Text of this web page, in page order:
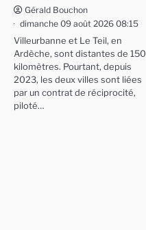
Gérald Bouchon
dimanche 09 août 2026 08:15
Villeurbanne et Le Teil, en
Ardèche, sont distantes de 150
kilomètres. Pourtant, depuis
2023, les deux villes sont liées
par un contrat de réciprocité,
piloté…